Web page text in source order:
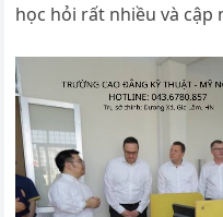
học hỏi rất nhiều và cập